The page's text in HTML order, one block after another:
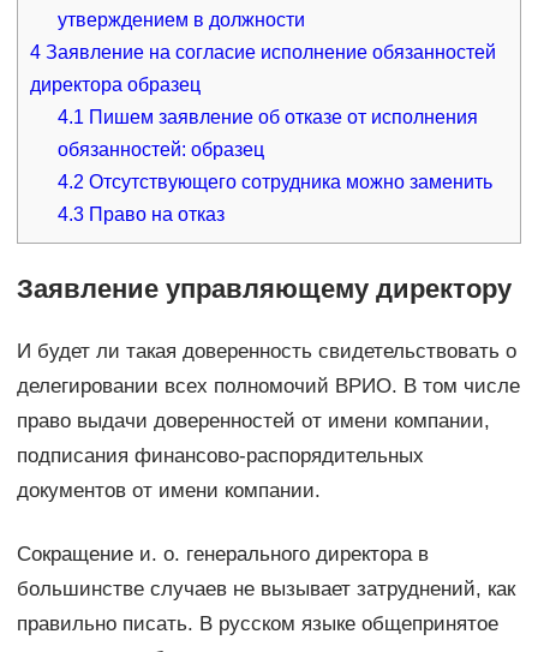
утверждением в должности
4Заявление на согласие исполнение обязанностей
директора образец
4.1 Пишем заявление об отказе от исполнения
обязанностей: образец
4.2 Отсутствующего сотрудника можно заменить
4.3 Право на отказ
Заявление управляющему директору
И будет ли такая доверенность свидетельствовать о
делегировании всех полномочий ВРИО. В том числе
право выдачи доверенностей от имени компании,
подписания финансово-распорядительных
документов от имени компании.
Сокращение и. о. генерального директора в
большинстве случаев не вызывает затруднений, как
правильно писать. В русском языке общепринятое